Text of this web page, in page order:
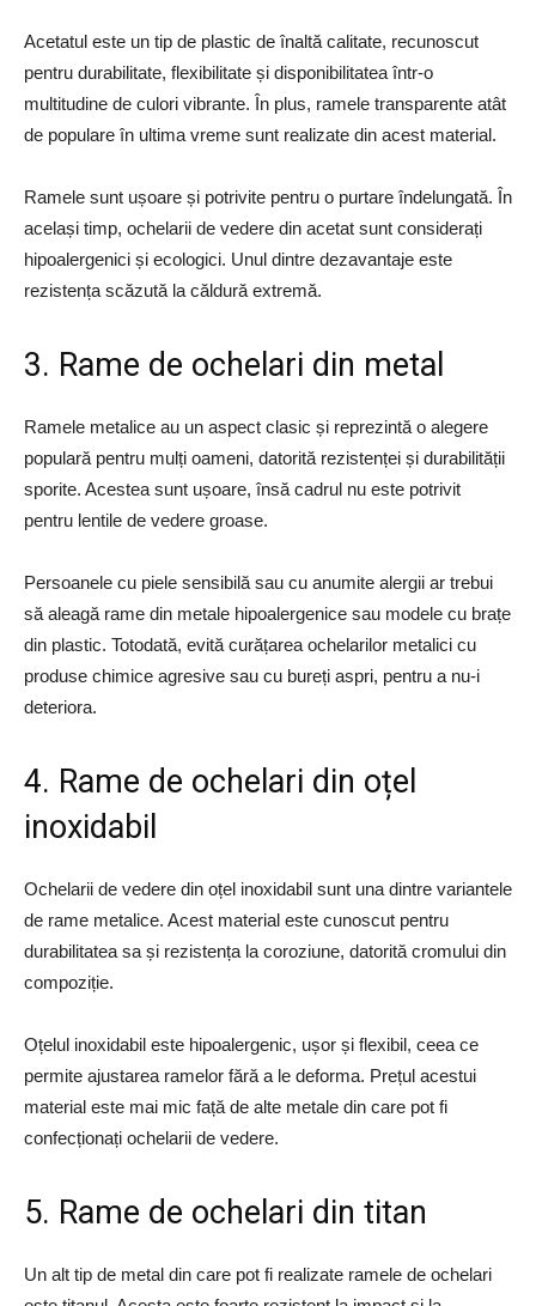
Acetatul este un tip de plastic de înaltă calitate, recunoscut
pentru durabilitate, flexibilitate și disponibilitatea într-o
multitudine de culori vibrante. În plus, ramele transparente atât
de populare în ultima vreme sunt realizate din acest material.
Ramele sunt ușoare și potrivite pentru o purtare îndelungată. În
același timp, ochelarii de vedere din acetat sunt considerați
hipoalergenici și ecologici. Unul dintre dezavantaje este
rezistența scăzută la căldură extremă.
3. Rame de ochelari din metal
Ramele metalice au un aspect clasic și reprezintă o alegere
populară pentru mulți oameni, datorită rezistenței și durabilității
sporite. Acestea sunt ușoare, însă cadrul nu este potrivit
pentru lentile de vedere groase.
Persoanele cu piele sensibilă sau cu anumite alergii ar trebui
să aleagă rame din metale hipoalergenice sau modele cu brațe
din plastic. Totodată, evită curățarea ochelarilor metalici cu
produse chimice agresive sau cu bureți aspri, pentru a nu-i
deteriora.
4. Rame de ochelari din oțel
inoxidabil
Ochelarii de vedere din oțel inoxidabil sunt una dintre variantele
de rame metalice. Acest material este cunoscut pentru
durabilitatea sa și rezistența la coroziune, datorită cromului din
compoziție.
Oțelul inoxidabil este hipoalergenic, ușor și flexibil, ceea ce
permite ajustarea ramelor fără a le deforma. Prețul acestui
material este mai mic față de alte metale din care pot fi
confecționați ochelarii de vedere.
5. Rame de ochelari din titan
Un alt tip de metal din care pot fi realizate ramele de ochelari